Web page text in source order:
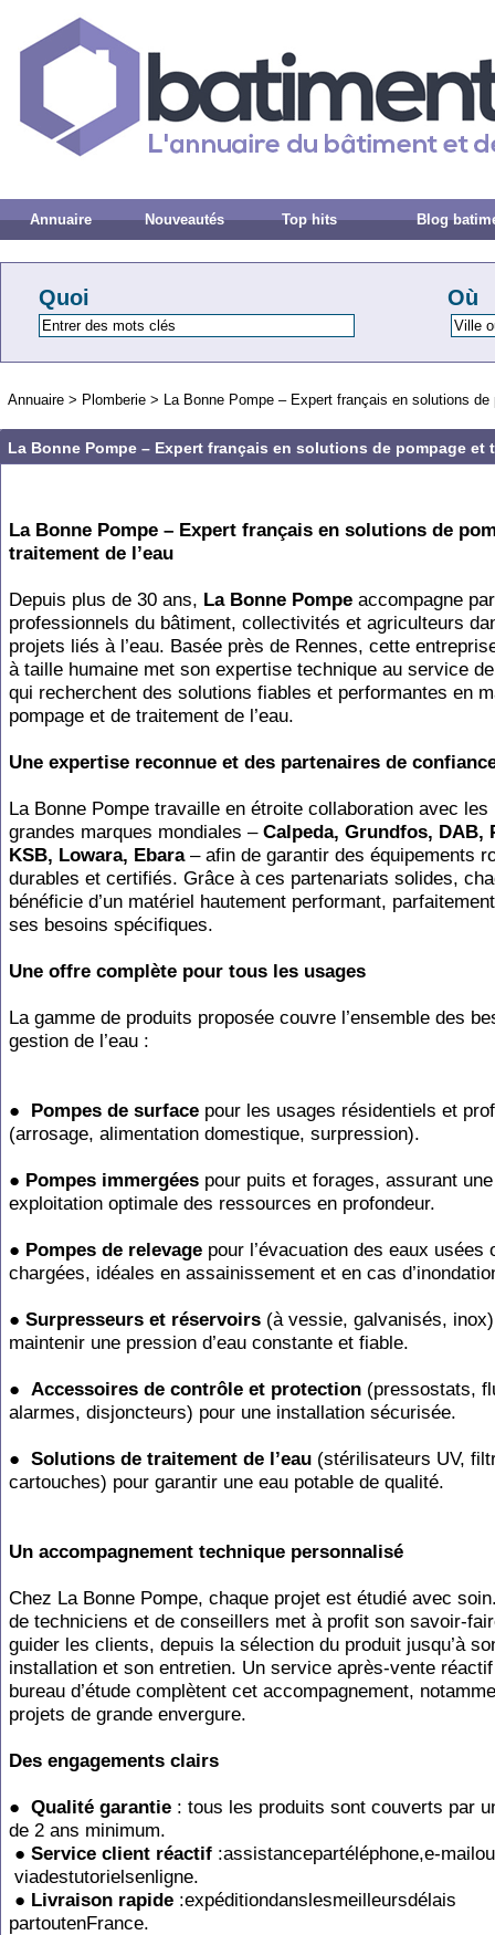
Annuaire Nouveautés Top hits Blog
Quoi Où
Annuaire > Plomberie > La Bonne Pompe – Expert français en solutions de
La Bonne Pompe – Expert français en solutions de pompage et
La Bonne Pompe – Expert français en solutions de
traitement de l’eau
Depuis plus de 30 ans, La Bonne Pompe accompagne
professionnels du bâtiment, collectivités et agriculteurs
projets liés à l’eau. Basée près de Rennes, cette
à taille humaine met son expertise technique au service
qui recherchent des solutions fiables et performantes en
pompage et de traitement de l’eau.
Une expertise reconnue et des partenaires de
La Bonne Pompe travaille en étroite collaboration avec les
grandes marques mondiales – Calpeda, Grundfos, DAB,
KSB, Lowara, Ebara – afin de garantir des équipements
durables et certifiés. Grâce à ces partenariats solides,
bénéficie d’un matériel hautement performant,
ses besoins spécifiques.
Une offre complète pour tous les usages
La gamme de produits proposée couvre l’ensemble des
gestion de l’eau :
● Pompes de surface pour les usages résidentiels et
(arrosage, alimentation domestique, surpression).
● Pompes immergées pour puits et forages, assurant une
exploitation optimale des ressources en profondeur.
● Pompes de relevage pour l’évacuation des eaux usées
chargées, idéales en assainissement et en cas
● Surpresseurs et réservoirs (à vessie, galvanisés, inox)
maintenir une pression d’eau constante et fiable.
● Accessoires de contrôle et protection (pressostats,
alarmes, disjoncteurs) pour une installation sécurisée.
● Solutions de traitement de l’eau (stérilisateurs UV,
cartouches) pour garantir une eau potable de qualité.
Un accompagnement technique personnalisé
Chez La Bonne Pompe, chaque projet est étudié avec
de techniciens et de conseillers met à profit son savoir-
guider les clients, depuis la sélection du produit jusqu’à
installation et son entretien. Un service après-vente réactif
bureau d’étude complètent cet accompagnement,
projets de grande envergure.
Des engagements clairs
● Qualité garantie : tous les produits sont couverts par
de 2 ans minimum.
● Service client réactif :assistancepartéléphone,e-
viadestutorielsenligne.
● Livraison rapide
partoutenFrance.